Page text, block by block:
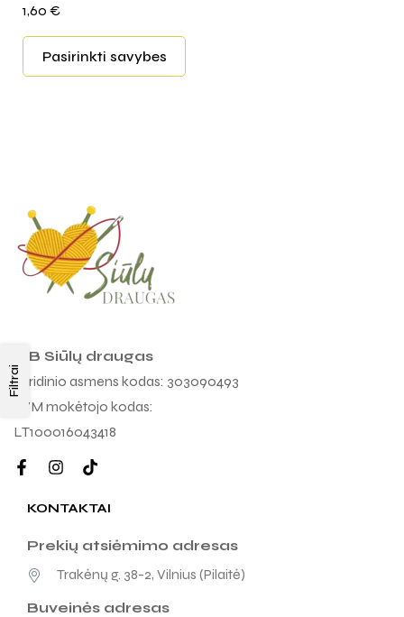
Filtrai
1,60 €
Pasirinkti savybes
MB Siūlų draugas
Juridinio asmens kodas: 303090493
PVM mokėtojo kodas:
LT100016043418
KONTAKTAI
Prekių atsiėmimo adresas
Trakėnų g. 38-2, Vilnius (Pilaitė)
Buveinės adresas